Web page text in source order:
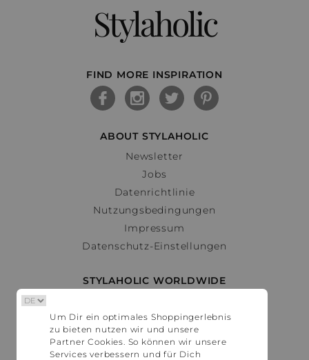
Stylaholic
FIND MORE INSPIRATION
ABOUT STYLAHOLIC
Newsletter
Jobs
Datenrichtlinie
Nutzungsbedingungen
Impressum
Datenschutz-Einstellungen
STYLAHOLIC WORLDWIDE
Österreich
Schweiz
France
Um Dir ein optimales Shoppingerlebnis
zu bieten nutzen wir und unsere
Partner Cookies. So können wir unsere
Services verbessern und für Dich